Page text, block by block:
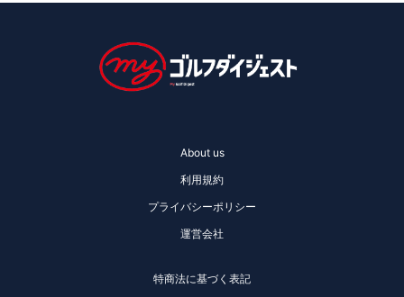
About us
利用規約
プライバシーポリシー
運営会社
特商法に基づく表記